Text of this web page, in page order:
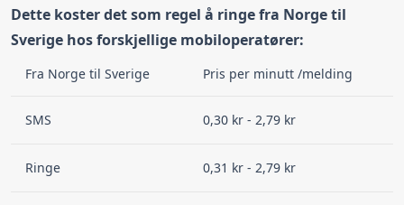
Dette koster det som regel å ringe fra Norge til
Sverige hos forskjellige mobiloperatører:
Fra Norge til Sverige Pris per minutt /melding
SMS 0,30 kr - 2,79 kr
Ringe 0,31 kr - 2,79 kr